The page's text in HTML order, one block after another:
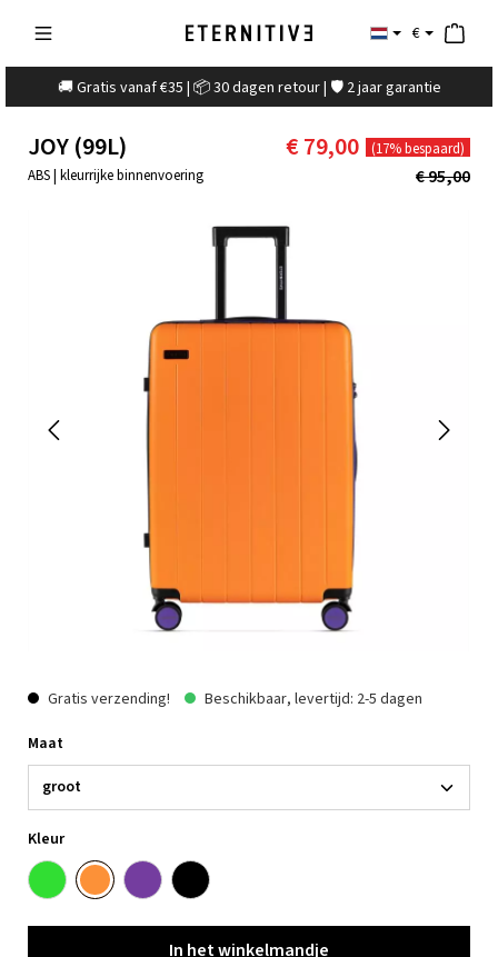
€
🚚 Gratis vanaf €35 | 📦 30 dagen retour | 🛡️ 2 jaar garantie
JOY (99L)
ABS | kleurrijke binnenvoering
€ 79,00 (17% bespaard)
€ 95,00
Gratis verzending!
Beschikbaar, levertijd: 2-5 dagen
Maat
Kleur
In het winkelmandje
In het winkelmandje